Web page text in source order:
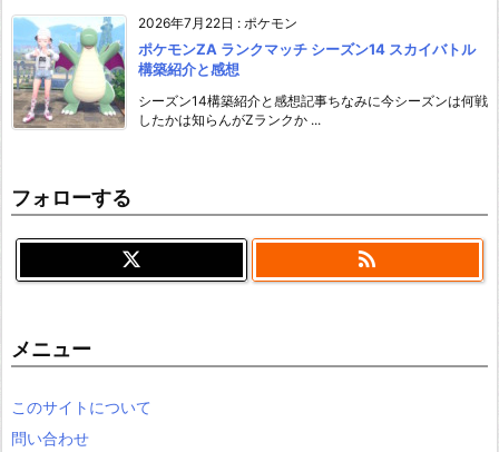
2026年7月22日 : ポケモン
ポケモンZA ランクマッチ シーズン14 スカイバトル
構築紹介と感想
シーズン14構築紹介と感想記事ちなみに今シーズンは何戦
したかは知らんがZランクか ...
フォローする

メニュー
このサイトについて
問い合わせ